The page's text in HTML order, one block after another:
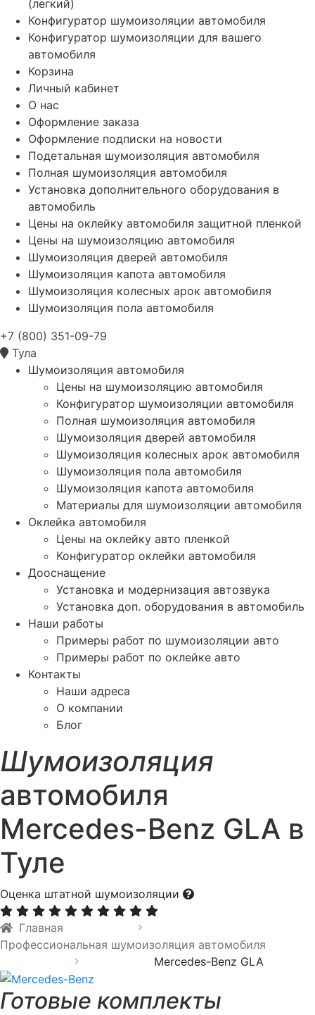
(легкий)
Конфигуратор шумоизоляции автомобиля
Конфигуратор шумоизоляции для вашего
автомобиля
Корзина
Личный кабинет
О нас
Оформление заказа
Оформление подписки на новости
Подетальная шумоизоляция автомобиля
Полная шумоизоляция автомобиля
Установка дополнительного оборудования в
автомобиль
Цены на оклейку автомобиля защитной пленкой
Цены на шумоизоляцию автомобиля
Шумоизоляция дверей автомобиля
Шумоизоляция капота автомобиля
Шумоизоляция колесных арок автомобиля
Шумоизоляция пола автомобиля
+7 (800) 351-09-79
Тула
Шумоизоляция автомобиля
Цены на шумоизоляцию автомобиля
Конфигуратор шумоизоляции автомобиля
Полная шумоизоляция автомобиля
Шумоизоляция дверей автомобиля
Шумоизоляция колесных арок автомобиля
Шумоизоляция пола автомобиля
Шумоизоляция капота автомобиля
Материалы для шумоизоляции автомобиля
Оклейка автомобиля
Цены на оклейку авто пленкой
Конфигуратор оклейки автомобиля
Дооснащение
Установка и модернизация автозвука
Установка доп. оборудования в автомобиль
Наши работы
Примеры работ по шумоизоляции авто
Примеры работ по оклейке авто
Контакты
Наши адреса
О компании
Блог
Шумоизоляция
автомобиля
Mercedes-Benz GLA в
Туле
Оценка штатной шумоизоляции
Главная
Профессиональная шумоизоляция автомобиля
Mercedes-Benz GLA
Готовые комплекты